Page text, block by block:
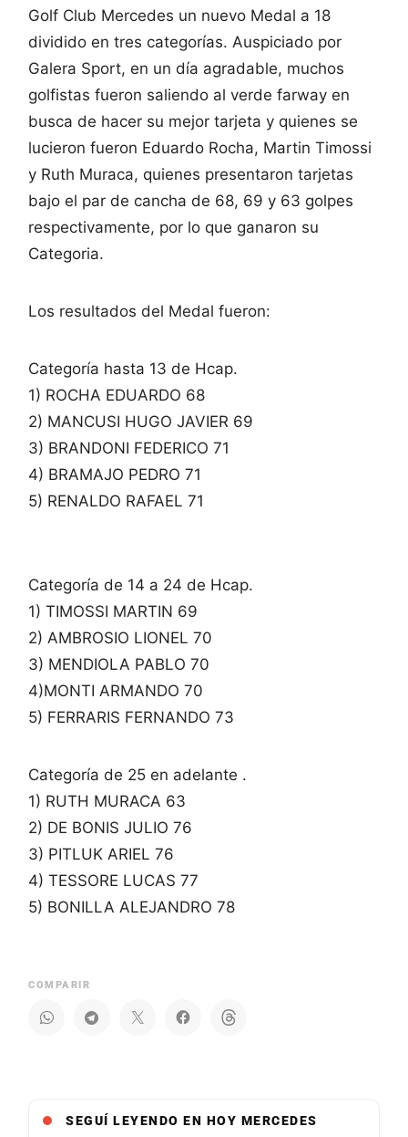
Golf Club Mercedes un nuevo Medal a 18
dividido en tres categorías. Auspiciado por
Galera Sport, en un día agradable, muchos
golfistas fueron saliendo al verde farway en
busca de hacer su mejor tarjeta y quienes se
lucieron fueron Eduardo Rocha, Martin Timossi
y Ruth Muraca, quienes presentaron tarjetas
bajo el par de cancha de 68, 69 y 63 golpes
respectivamente, por lo que ganaron su
Categoria.
Los resultados del Medal fueron:
Categoría hasta 13 de Hcap.
1) ROCHA EDUARDO 68
2) MANCUSI HUGO JAVIER 69
3) BRANDONI FEDERICO 71
4) BRAMAJO PEDRO 71
5) RENALDO RAFAEL 71
Categoría de 14 a 24 de Hcap.
1) TIMOSSI MARTIN 69
2) AMBROSIO LIONEL 70
3) MENDIOLA PABLO 70
4)MONTI ARMANDO 70
5) FERRARIS FERNANDO 73
Categoría de 25 en adelante .
1) RUTH MURACA 63
2) DE BONIS JULIO 76
3) PITLUK ARIEL 76
4) TESSORE LUCAS 77
5) BONILLA ALEJANDRO 78
COMPARIR
SEGUÍ LEYENDO EN HOY MERCEDES